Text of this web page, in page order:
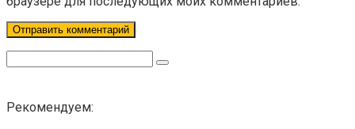
Рекомендуем: